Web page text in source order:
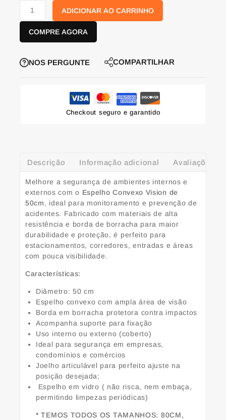
ADICIONAR AO CARRINHO
COMPRE AGORA
NOS PERGUNTE COMPARTILHAR
Checkout seguro e garantido
Descrição Informação adicional Avaliações
Melhore a segurança de ambientes internos e
externos com o Espelho Convexo Vision de
50cm, ideal para monitoramento e prevenção de
acidentes. Fabricado com materiais de alta
resistência e borda de borracha para maior
durabilidade e proteção, é perfeito para
estacionamentos, corredores, entradas e áreas
com pouca visibilidade.
Características:
Diâmetro: 50 cm
Espelho convexo com ampla área de visão
Borda em borracha protetora contra impactos
Acompanha suporte para fixação
Uso interno ou externo (coberto)
Ideal para segurança em empresas,
condomínios e comércios
Joelho articulável para perfeito ajuste na
posição desejada;
Espelho em vidro ( não risca, nem embaça,
permitindo limpezas periódicas)
* TEMOS TODOS OS TAMANHOS: 80CM,